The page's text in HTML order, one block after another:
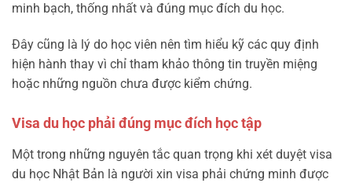
minh bạch, thống nhất và đúng mục đích du học.
Đây cũng là lý do học viên nên tìm hiểu kỹ các quy định
hiện hành thay vì chỉ tham khảo thông tin truyền miệng
hoặc những nguồn chưa được kiểm chứng.
Visa du học phải đúng mục đích học tập
Một trong những nguyên tắc quan trọng khi xét duyệt visa
du học Nhật Bản là người xin visa phải chứng minh được